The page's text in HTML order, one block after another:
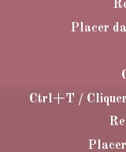
Placer
Ctrl+T / Cliquer